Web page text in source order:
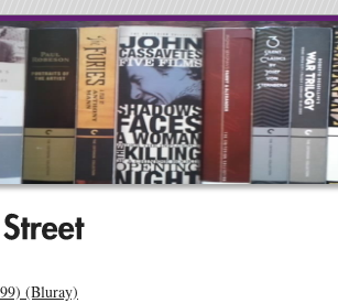
(Bluray)